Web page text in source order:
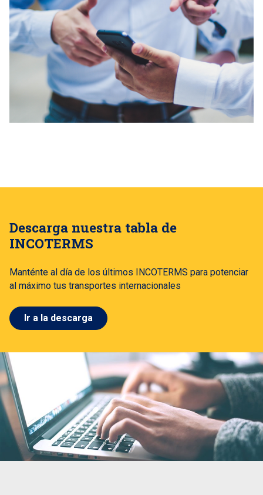
Descarga nuestra tabla de
INCOTERMS
Manténte al día de los últimos INCOTERMS para potenciar
al máximo tus transportes internacionales
Ir a la descarga